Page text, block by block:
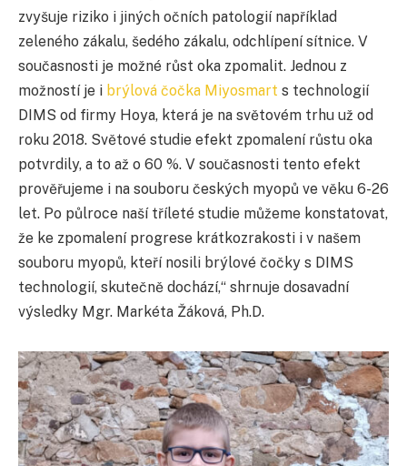
zvyšuje riziko i jiných očních patologií například
zeleného zákalu, šedého zákalu, odchlípení sítnice. V
současnosti je možné růst oka zpomalit. Jednou z
možností je i brýlová čočka Miyosmart s technologií
DIMS od firmy Hoya, která je na světovém trhu už od
roku 2018. Světové studie efekt zpomalení růstu oka
potvrdily, a to až o 60 %. V současnosti tento efekt
prověřujeme i na souboru českých myopů ve věku 6-26
let. Po půlroce naší tříleté studie můžeme konstatovat,
že ke zpomalení progrese krátkozrakosti i v našem
souboru myopů, kteří nosili brýlové čočky s DIMS
technologií, skutečně dochází,“ shrnuje dosavadní
výsledky Mgr. Markéta Žáková, Ph.D.